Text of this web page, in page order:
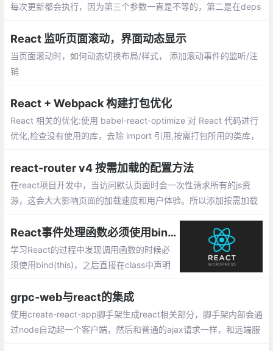
每次更新都会执行，因为第三个参数一直是不等的，第二是在deps
React 监听页面滚动，界面动态显示
当页面滚动时，如何动态切换布局/样式， 添加滚动事件的监听/注
销
React + Webpack 构建打包优化
React 相关的优化:使用 babel-react-optimize 对 React 代码进行
优化,检查没有使用的库，去除 import 引用,按需打包所用的类库，
面：构建速度慢,打包后的文件体积过大
react-router v4 按需加载的配置方法
在react项目开发中，当访问默认页面时会一次性请求所有的js资
源，这会大大影响页面的加载速度和用户体验。所以添加按需加载
React事件处理函数必须使用bind(this)的原因
学习React的过程中发现调用函数的时候必
须使用bind(this)，之后直接在class中声明
行了一番查阅，总结如下。
grpc-web与react的集成
使用create-react-app脚手架生成react相关部分，脚手架内部会通
过node自动起一个客户端，然后和普通的ajax请求一样，和远端服